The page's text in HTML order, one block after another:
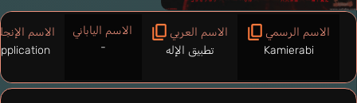
الاسم الرسمي
Kamierabi
الاسم العربي
تطبيق الإله
الاسم الياباني
-
الاسم